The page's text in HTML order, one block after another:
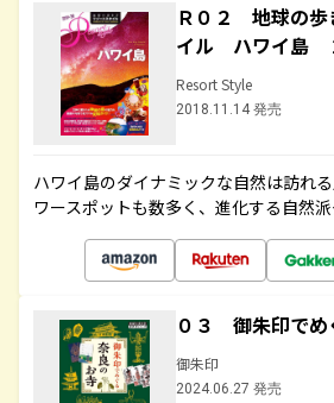
Ｒ０２ 地球の
イル ハワイ島
Resort Style
2018.11.14 発売
ハワイ島のダイナミックな自然は訪れ
ワースポットも数多く、進化する自然
０３ 御朱印でめ
御朱印
2024.06.27 発売